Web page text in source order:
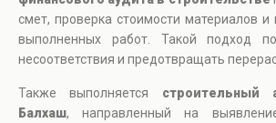
смет, проверка стоимости материалов
выполненных работ. Такой подход
несоответствия и предотвращать
Также выполняется строительный
Балхаш, направленный на